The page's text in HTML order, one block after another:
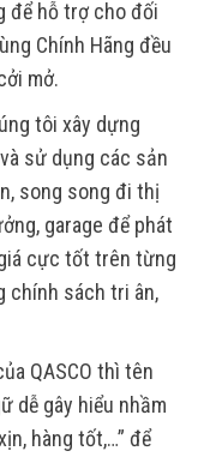
để hỗ trợ cho đối
Chính Hãng đều
mở.
tôi xây dựng
sử dụng các sản
song song đi thị
garage để phát
cực tốt trên từng
chính sách tri ân,
QASCO thì tên
dễ gây hiểu nhầm
hàng tốt,…” để